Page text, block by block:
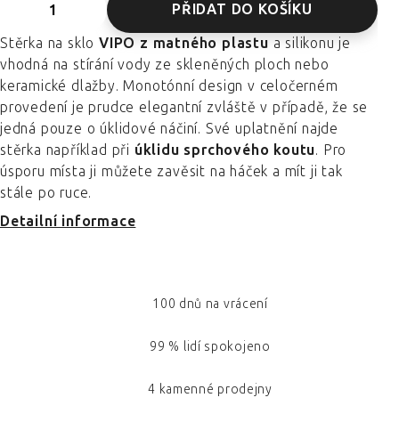
PŘIDAT DO KOŠÍKU
Stěrka na sklo VIPO z matného plastu a silikonu je
vhodná na stírání vody ze skleněných ploch nebo
keramické dlažby. Monotónní design v celočerném
provedení je prudce elegantní zvláště v případě, že se
jedná pouze o úklidové náčiní. Své uplatnění najde
stěrka například při úklidu sprchového koutu. Pro
úsporu místa ji můžete zavěsit na háček a mít ji tak
stále po ruce.
Detailní informace
100 dnů na vrácení
99 % lidí spokojeno
4 kamenné prodejny